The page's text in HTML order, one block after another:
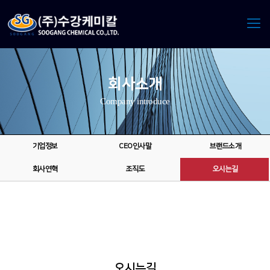
회사소개
Company introduce
기업정보 CEO인사말 브랜드소개
회사연혁 조직도 오시는길